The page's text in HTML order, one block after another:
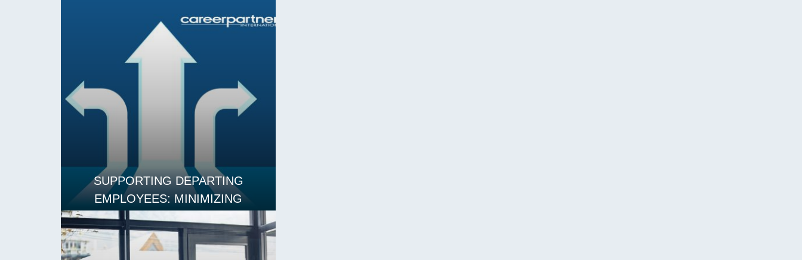
阅读更多
SUPPORTING DEPARTING
EMPLOYEES: MINIMIZING
DISRUPTION AND MAINTAINING
MORALE